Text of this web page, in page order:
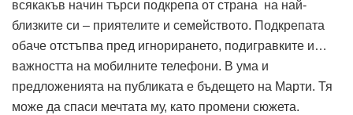
всякакъв начин търси подкрепа от страна на най-
близките си – приятелите и семейството. Подкрепата
обаче отстъпва пред игнорирането, подигравките и…
важността на мобилните телефони. В ума и
предложенията на публиката е бъдещето на Марти. Тя
може да спаси мечтата му, като промени сюжета.